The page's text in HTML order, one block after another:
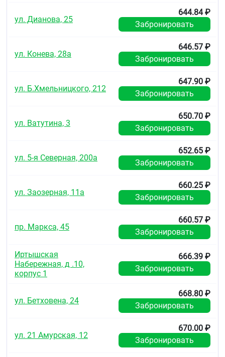
ул. Дианова, 25
644.84 ₽
Забронировать
ул. Конева, 28а
646.57 ₽
Забронировать
ул. Б.Хмельницкого, 212
647.90 ₽
Забронировать
ул. Ватутина, 3
650.70 ₽
Забронировать
ул. 5-я Северная, 200а
652.65 ₽
Забронировать
ул. Заозерная, 11а
660.25 ₽
Забронировать
пр. Маркса, 45
660.57 ₽
Забронировать
Иртышская
Набережная, д .10,
корпус 1
666.39 ₽
Забронировать
ул. Бетховена, 24
668.80 ₽
Забронировать
ул. 21 Амурская, 12
670.00 ₽
Забронировать